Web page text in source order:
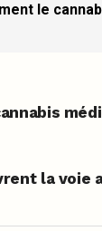
le
la voie